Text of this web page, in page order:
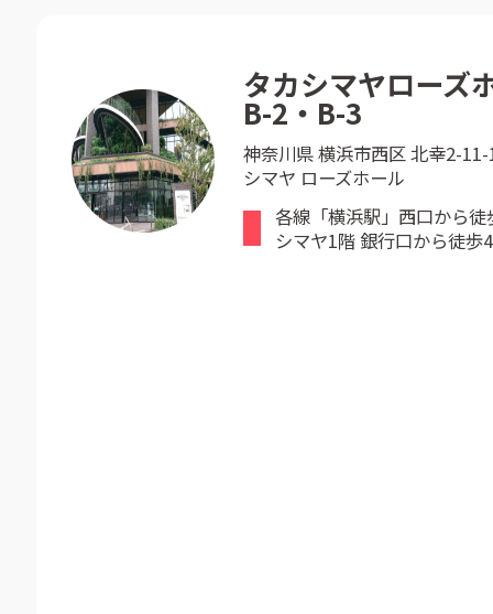
タカシマヤローズ
B-2・B-3
神奈川県 横浜市西区 北幸2-
シマヤ ローズホール
各線「横浜駅」西口から
シマヤ1階 銀行口から徒歩